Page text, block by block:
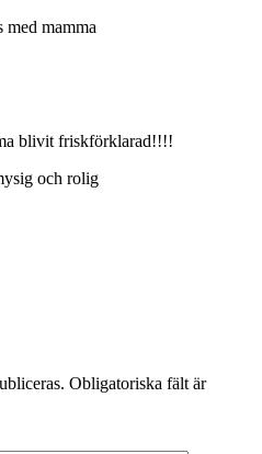
med mamma
blivit friskförklarad!!!!
och rolig
Obligatoriska fält är